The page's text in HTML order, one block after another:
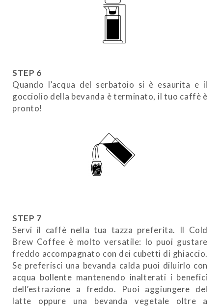
STEP 6
Quando l’acqua del serbatoio si è esaurita e il
gocciolio della bevanda è terminato, il tuo caffè è
pronto!
STEP 7
Servi il caffè nella tua tazza preferita. Il Cold
Brew Coffee è molto versatile: lo puoi gustare
freddo accompagnato con dei cubetti di ghiaccio.
Se preferisci una bevanda calda puoi diluirlo con
acqua bollente mantenendo inalterati i benefici
dell’estrazione a freddo. Puoi aggiungere del
latte oppure una bevanda vegetale oltre a